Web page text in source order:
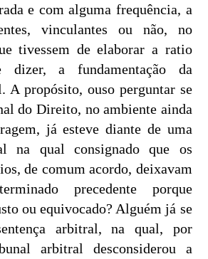
e com alguma frequência, a
vinculantes ou não, no
tivessem de elaborar a ratio
dizer, a fundamentação da
A propósito, ouso perguntar se
do Direito, no ambiente ainda
já esteve diante de uma
na qual consignado que os
de comum acordo, deixavam
precedente porque
ou equivocado? Alguém já se
arbitral, na qual, por
arbitral desconsiderou a